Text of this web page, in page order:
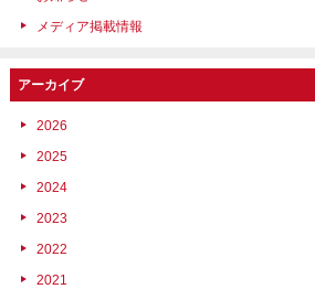
メディア掲載情報
アーカイブ
2026
2025
2024
2023
2022
2021